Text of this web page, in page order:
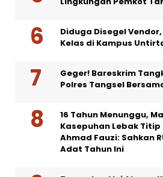
Diduga Disegel
Kelas di Kampus
Geger! Bareskrim
Polres Tangsel
16 Tahun Menunggu,
Kasepuhan Lebak
Ahmad Fauzi: Sahkan
Adat Tahun Ini